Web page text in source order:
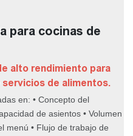
para cocinas de
alto rendimiento para
de alimentos.
en: • Concepto del
de asientos • Volumen
menú • Flujo de trabajo de